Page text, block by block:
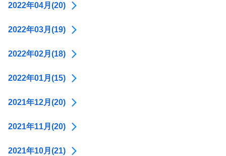
2022年04月(20)
2022年03月(19)
2022年02月(18)
2022年01月(15)
2021年12月(20)
2021年11月(20)
2021年10月(21)